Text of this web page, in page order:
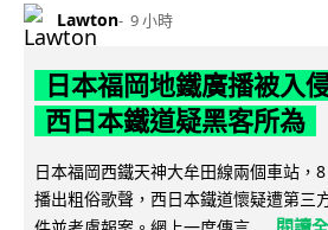
Lawton 9 小時
日本福岡地鐵廣播被入
西日本鐵道疑黑客所為
日本福岡西鐵天神大牟田線兩個車站，
播出粗俗歌聲，西日本鐵道懷疑遭第三